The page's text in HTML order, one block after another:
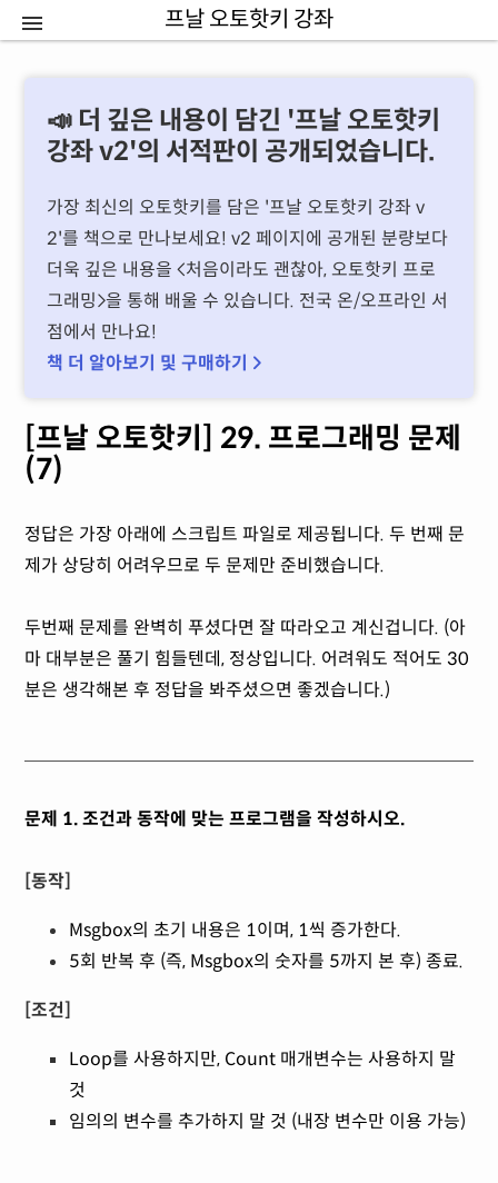
프날 오토핫키 강좌
📣 더 깊은 내용이 담긴 '프날 오토핫키
강좌 v2'의 서적판이 공개되었습니다.
가장 최신의 오토핫키를 담은 '프날 오토핫키 강좌 v
2'를 책으로 만나보세요! v2 페이지에 공개된 분량보다
더욱 깊은 내용을 처음이라도 괜찮아, 오토핫키 프로
그래밍을 통해 배울 수 있습니다. 전국 온/오프라인 서
점에서 만나요!
책 더 알아보기 및 구매하기 
[프날 오토핫키] 29. 프로그래밍 문제
(7)
정답은 가장 아래에 스크립트 파일로 제공됩니다. 두 번째 문
제가 상당히 어려우므로 두 문제만 준비했습니다.
두번째 문제를 완벽히 푸셨다면 잘 따라오고 계신겁니다. (아
마 대부분은 풀기 힘들텐데, 정상입니다. 어려워도 적어도 30
분은 생각해본 후 정답을 봐주셨으면 좋겠습니다.)
문제 1. 조건과 동작에 맞는 프로그램을 작성하시오.
[동작]
Msgbox의 초기 내용은 1이며, 1씩 증가한다.
5회 반복 후 (즉, Msgbox의 숫자를 5까지 본 후) 종료.
[조건]
Loop를 사용하지만, Count 매개변수는 사용하지 말
것
임의의 변수를 추가하지 말 것 (내장 변수만 이용 가능)